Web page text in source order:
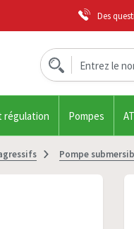
Des
régulation Pompes
Pompe